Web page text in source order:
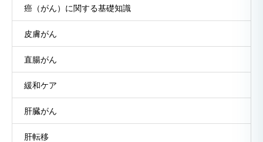
癌（がん）に関する基礎知識
皮膚がん
直腸がん
緩和ケア
肝臓がん
肝転移